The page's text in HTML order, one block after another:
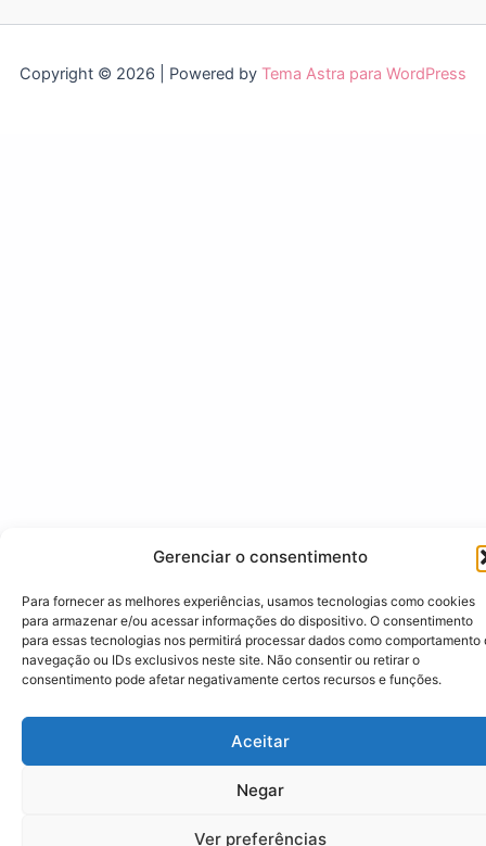
Gerenciar o consentimento
Para fornecer as melhores experiências, usamos tecnologias como cookies
para armazenar e/ou acessar informações do dispositivo. O consentimento
para essas tecnologias nos permitirá processar dados como comportamento
navegação ou IDs exclusivos neste site. Não consentir ou retirar o
consentimento pode afetar negativamente certos recursos e funções.
Aceitar
Negar
Ver preferências
Copyright © 2026 | Powered by Tema Astra para WordPress